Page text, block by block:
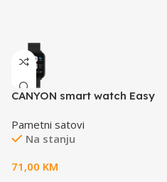
CANYON smart watch Easy
Pametni satovi
Na stanju
71,00 KM